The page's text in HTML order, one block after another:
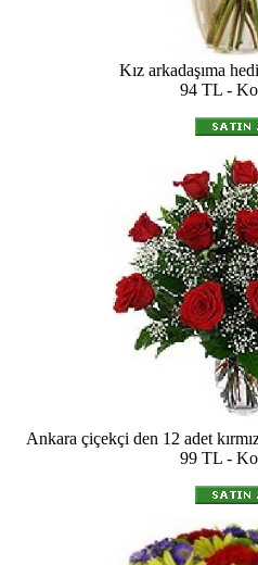
Kız arkadaşıma
94 TL -
Ankara çiçekçi den 12 adet
99 TL -